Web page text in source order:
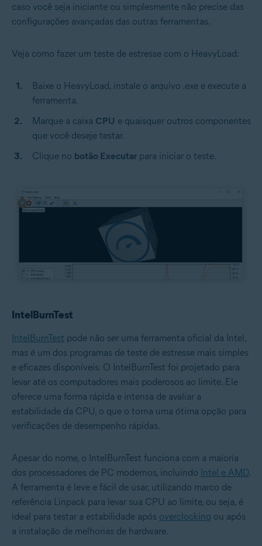
caso você seja iniciante ou simplesmente não precise das
configurações avançadas das outras ferramentas.
Veja como fazer um teste de estresse com o HeavyLoad:
Baixe o HeavyLoad, instale o arquivo .exe e execute a
ferramenta.
Marque a caixa CPU e quaisquer outros componentes
que você deseje testar.
Clique no botão Executar para iniciar o teste.
IntelBurnTest
IntelBurnTest pode não ser uma ferramenta oficial da Intel,
mas é um dos programas de teste de estresse mais simples
e eficazes disponíveis. O IntelBurnTest foi projetado para
levar até os computadores mais poderosos ao limite. Ele
oferece uma forma rápida e intensa de avaliar a
estabilidade da CPU, o que o torna uma ótima opção para
verificações de desempenho rápidas.
Apesar do nome, o IntelBurnTest funciona com a maioria
dos processadores de PC modernos, incluindo Intel e AMD.
A ferramenta é leve e fácil de usar, utilizando marco de
referência Linpack para levar sua CPU ao limite, ou seja, é
ideal para testar a estabilidade após overclocking ou após
a instalação de melhorias de hardware.